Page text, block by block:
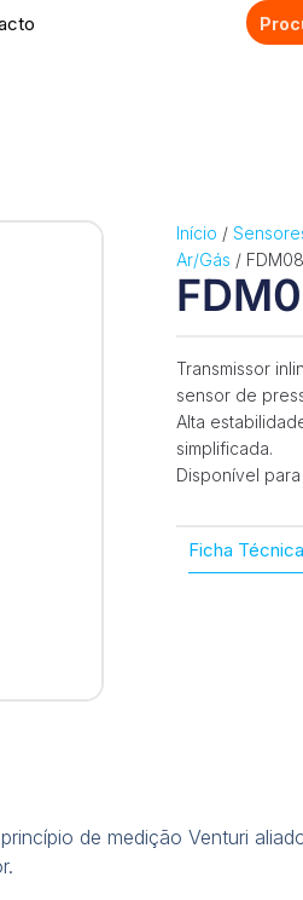
Início /
Ar/Gás / FDM08
Transmissor
sensor de
Alta
simplificada.
Disponível
Ficha Técnica
de medição Venturi